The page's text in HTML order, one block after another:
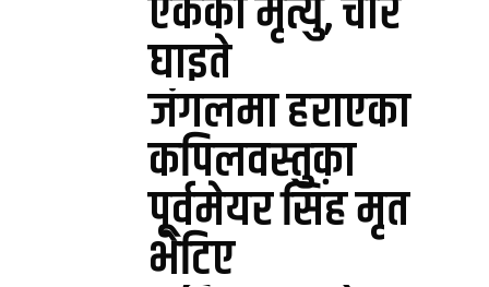
घाइते
जंगलमा हराएका
कपिलवस्तुका
पूर्वमेयर सिंह मृत
भेटिए